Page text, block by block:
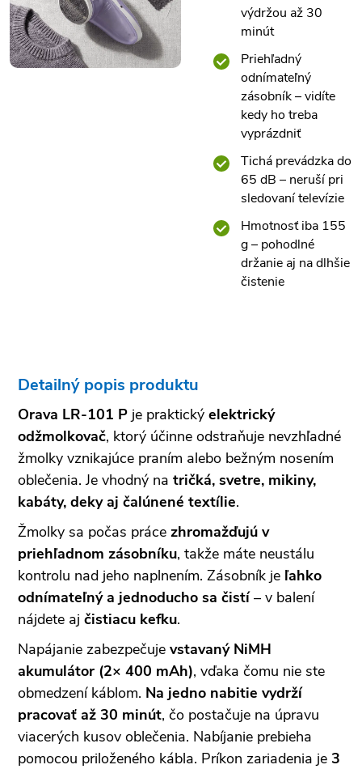
výdržou až 30
minút
Priehľadný
odnímateľný
zásobník – vidíte
kedy ho treba
vyprázdniť
Tichá prevádzka do
65 dB – neruší pri
sledovaní televízie
Hmotnosť iba 155
g – pohodlné
držanie aj na dlhšie
čistenie
Detailný popis produktu
Orava LR-101 P je praktický elektrický
odžmolkovač, ktorý účinne odstraňuje nevzhľadné
žmolky vznikajúce praním alebo bežným nosením
oblečenia. Je vhodný na tričká, svetre, mikiny,
kabáty, deky aj čalúnené textílie.
Žmolky sa počas práce zhromažďujú v
priehľadnom zásobníku, takže máte neustálu
kontrolu nad jeho naplnením. Zásobník je ľahko
odnímateľný a jednoducho sa čistí– v balení
nájdete aj čistiacu kefku.
Napájanie zabezpečuje vstavaný NiMH
akumulátor (2× 400 mAh), vďaka čomu nie ste
obmedzení káblom. Na jedno nabitie vydrží
pracovať až 30 minút, čo postačuje na úpravu
viacerých kusov oblečenia. Nabíjanie prebieha
pomocou priloženého kábla. Príkon zariadenia je 3